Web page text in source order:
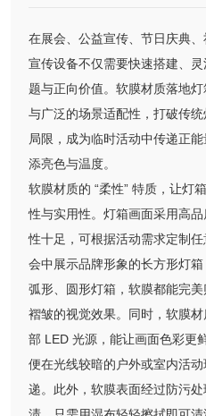
在展会、公益宣传、节日庆典
宣传设备不仅需要快速搭建、
题与正向价值。软膜材质落地
与广泛的场景适配性，打破传
局限，成为临时活动中传递正
添亮色与温度。
软膜材质的 “柔性” 特质，让灯
性与实用性。灯箱画面采用高
性十足，可根据活动需求定制
会中展示品牌形象的长方形灯
弧形、圆形灯箱，软膜都能完
褶皱的视觉效果。同时，软膜
部 LED 光源，能让画面色彩更
便在光线较暗的户外或室内活
递。此外，软膜表面经过防污